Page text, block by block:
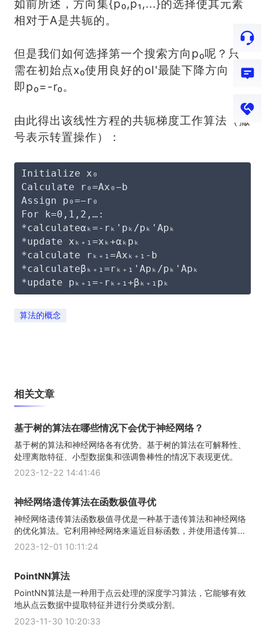
如前所述，方向集{p₀,p₁,...}的选择使其元素
相对于A是共轭的。
但是我们如何选择第一个搜索方向p₀呢？只
需在初始点x₀使用良好的ol'最陡下降方向，
即p₀=-r₀。
由此得出该线性方程的共轭梯度工作算法（撇
号表示转置操作）：
Initialize x₀
Calculate r₀=Ax₀−b
Assign p₀=−r₀
For k=0,1,2,…:
*calculateαₖ=-rₖ'pₖ/pₖ'Apₖ
*update xₖ₊₁=xₖ+αₖpₖ
*calculate rₖ₊₁=Axₖ₊₁-b
*calculateβₖ₊₁=rₖ₊₁'Apₖ/pₖ'Apₖ
*update pₖ₊₁=-rₖ₊₁+βₖ₊₁pₖ
算法的概念
相关文章
基于树的算法在哪些情况下会优于神经网络？
基于树的算法和神经网络各有优势。基于树的算法在可解释性、
处理离散特征、小型数据集和强调鲁棒性的情况下表现更优。
2023-12-22 14:41:46
神经网络遗传算法在函数极值寻优
神经网络遗传算法函数极值寻优是一种基于遗传算法和神经网络
的优化算法。它利用神经网络来逼近目标函数，并使用遗传算...
2023-12-01 10:11:24
PointNN算法
PointNN算法是一种用于点云处理的深度学习算法，它能够有效
地从点云数据中提取特征并进行分类或分割。
2023-11-30 10:20:33